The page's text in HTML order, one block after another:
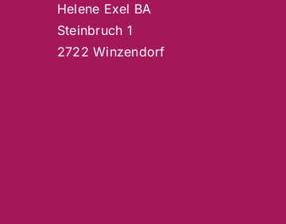
Helene Exel BA
Steinbruch 1
2722 Winzendorf